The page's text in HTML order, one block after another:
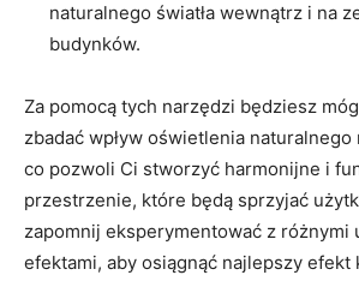
⁢naturalnego światła wewnątrz⁣ i ‌na
budynków.
Za ‍pomocą tych⁣ narzędzi będziesz
zbadać wpływ‍ oświetlenia​
co pozwoli ​Ci stworzyć ​harmonijne ​i⁢
przestrzenie, które ‌będą⁢ sprzyjać‌
zapomnij ⁢eksperymentować z różnymi
efektami, ⁣aby osiągnąć najlepszy efekt⁢